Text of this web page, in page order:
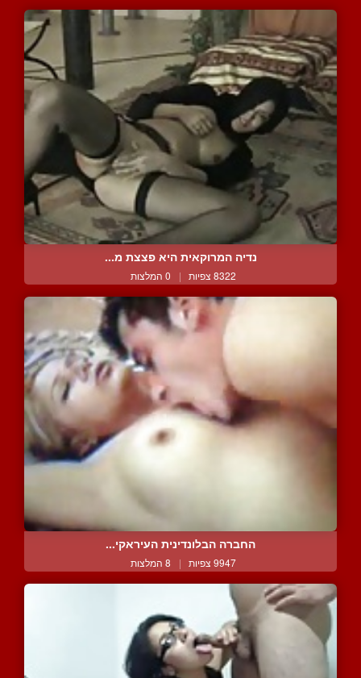
נדיה המרוקאית היא פצצת מ...
8322 צפיות | 0 המלצות
החברה הבלונדינית העיראקי...
9947 צפיות | 8 המלצות